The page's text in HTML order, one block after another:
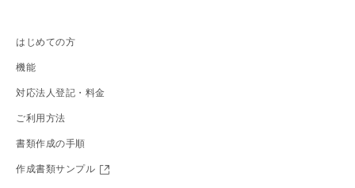
はじめての方
機能
対応法人登記・料金
ご利用方法
書類作成の手順
作成書類サンプル